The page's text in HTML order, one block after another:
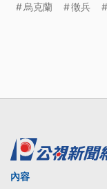
烏克蘭 徵兵
內容